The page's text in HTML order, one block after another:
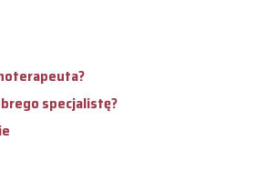
specjalistę?